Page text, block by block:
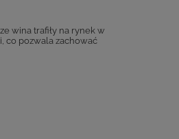
wina trafiły na rynek w
co pozwala zachować